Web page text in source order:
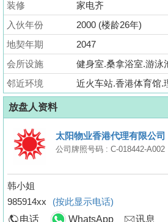
我
们
装修
家电齐
入伙年份
2000 (楼龄26年)
地契年期
2047
会所设施
健身室.桑拿浴室.游泳
邻近环境
近火车站.香港体育馆.
放盘人资料
太阳物业香港代理有限公司
公司牌照号码 : C-018442-A002
韩小姐
985914xx
(按此显示电话)
电话
WhatsApp 讯息